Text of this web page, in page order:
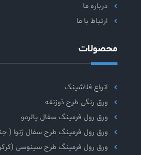
درباره ما
ارتباط با ما
محصولات
انواع فلاشینگ
ورق رنگی طرح ذوزنقه
ورق رول فرمینگ سفال پالرمو
ورق رول فرمینگ طرح سفال ژنوا (
ورق رول فرمینگ طرح سینوسی